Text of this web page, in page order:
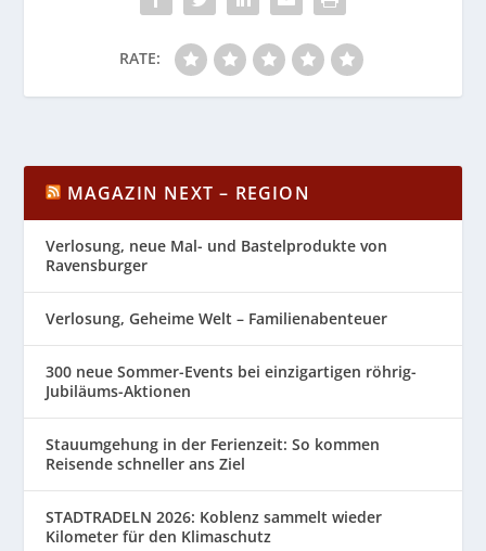
RATE:
MAGAZIN NEXT – REGION
Verlosung, neue Mal- und Bastelprodukte von
Ravensburger
Verlosung, Geheime Welt – Familienabenteuer
300 neue Sommer-Events bei einzigartigen röhrig-
Jubiläums-Aktionen
Stauumgehung in der Ferienzeit: So kommen
Reisende schneller ans Ziel
STADTRADELN 2026: Koblenz sammelt wieder
Kilometer für den Klimaschutz